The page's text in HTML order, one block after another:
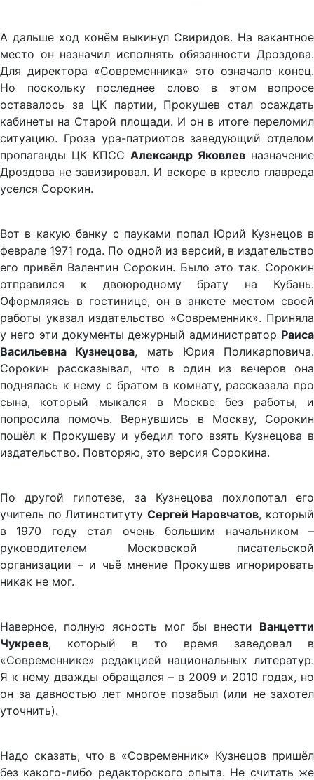
А дальше ход конём выкинул Свиридов. На вакантное
место он назначил исполнять обязанности Дроздова.
Для директора «Современника» это означало конец.
Но поскольку последнее слово в этом вопросе
оставалось за ЦК партии, Прокушев стал осаждать
кабинеты на Старой площади. И он в итоге переломил
ситуацию. Гроза ура-патриотов заведующий отделом
пропаганды ЦК КПСС Александр Яковлев назначение
Дроздова не завизировал. И вскоре в кресло главреда
уселся Сорокин.
Вот в какую банку с пауками попал Юрий Кузнецов в
феврале 1971 года. По одной из версий, в издательство
его привёл Валентин Сорокин. Было это так. Сорокин
отправился к двоюродному брату на Кубань.
Оформляясь в гостинице, он в анкете местом своей
работы указал издательство «Современник». Приняла
у него эти документы дежурный администратор Раиса
Васильевна Кузнецова, мать Юрия Поликарповича.
Сорокин рассказывал, что в один из вечеров она
поднялась к нему с братом в комнату, рассказала про
сына, который мыкался в Москве без работы, и
попросила помочь. Вернувшись в Москву, Сорокин
пошёл к Прокушеву и убедил того взять Кузнецова в
издательство. Повторяю, это версия Сорокина.
По другой гипотезе, за Кузнецова похлопотал его
учитель по Литинституту Сергей Наровчатов, который
в 1970 году стал очень большим начальником –
руководителем Московской писательской
организации – и чьё мнение Прокушев игнорировать
никак не мог.
Наверное, полную ясность мог бы внести Ванцетти
Чукреев, который в то время заведовал в
«Современнике» редакцией национальных литератур.
Я к нему дважды обращался – в 2009 и 2010 годах, но
он за давностью лет многое позабыл (или не захотел
уточнить).
Надо сказать, что в «Современник» Кузнецов пришёл
без какого-либо редакторского опыта. Не считать же